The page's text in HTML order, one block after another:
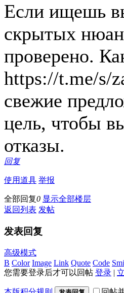
Если ищешь
скрытых
проверено.
https://t.me/s/
свежие
цель, чтобы
отказы.
回复
使用道具 举报
全部回复0 显示全部楼层
返回列表 发帖
发表回复
高级模式
B Color Image Link Quote Code
您需要登录后才可以回帖 登录 |